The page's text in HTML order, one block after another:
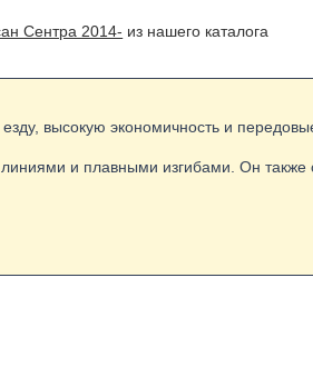
Сентра 2014- из нашего каталога
высокую экономичность и
и плавными изгибами. Он также